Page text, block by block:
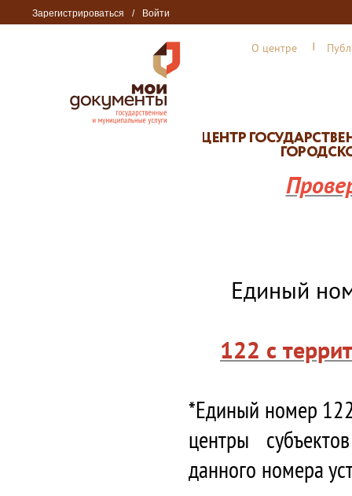
Зарегистрироваться / Войти
О центре
Единый
122 с
*Единый номер
центры
данного номера